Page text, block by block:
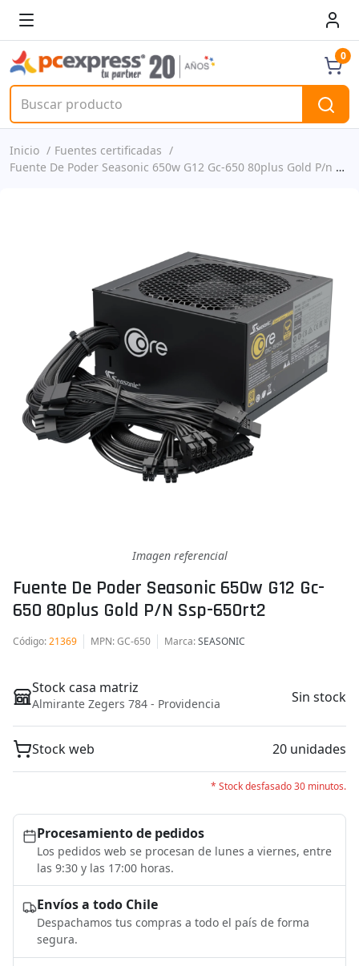
0
Inicio
Fuentes certificadas
Fuente De Poder Seasonic 650w G12 Gc-650 80plus Gold P/n Ssp-650rt2
Imagen referencial
Fuente De Poder Seasonic 650w G12 Gc-
650 80plus Gold P/n Ssp-650rt2
Código:21369 MPN: GC-650 Marca:SEASONIC
Stock casa matriz
Almirante Zegers 784 - Providencia Sin stock
Stock web 20 unidades
* Stock desfasado 30 minutos.
Procesamiento de pedidos
Los pedidos web se procesan de lunes a viernes, entre
las 9:30 y las 17:00 horas.
Envíos a todo Chile
Despachamos tus compras a todo el país de forma
segura.